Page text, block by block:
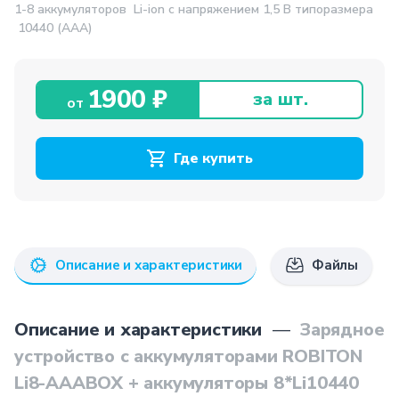
1-8 аккумуляторов Li-ion с напряжением 1,5 В типоразмера
10440 (AAA)
от 1900 ₽ за шт.
Где купить
Описание и характеристики Файлы
Описание и характеристики — Зарядное
устройство с аккумуляторами ROBITON
Li8-AAABOX + аккумуляторы 8*Li10440